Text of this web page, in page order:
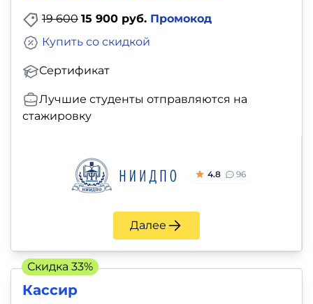
19 600 15 900 руб. Промокод
Сертификат
Купить со скидкой
Лучшие студенты отправляются на
стажировку
4.8 96
Далее
Кассир
Скидка 33%